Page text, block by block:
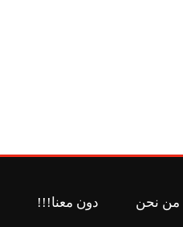
من نحن دون معنا!!!